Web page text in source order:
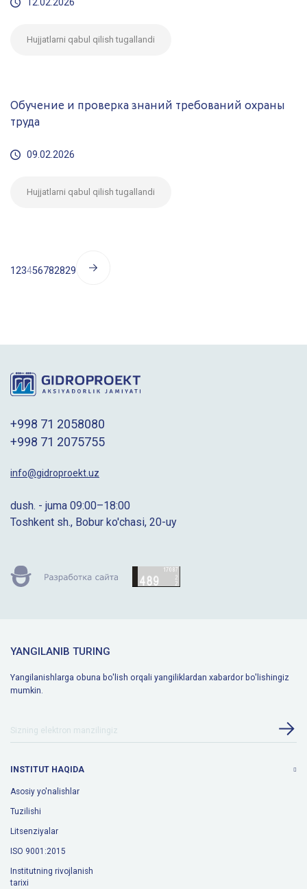
Hujjatlarni qabul qilish tugallandi
Обучение и проверка знаний требований охраны
труда
09.02.2026
Hujjatlarni qabul qilish tugallandi
123456782829
+998 71 2058080
+998 71 2075755
info@gidroproekt.uz
dush. - juma 09:00–18:00
Toshkent sh., Bobur ko'chasi, 20-uy
YANGILANIB TURING
Yangilanishlarga obuna bo'lish orqali yangiliklardan xabardor bo'lishingiz
mumkin.
INSTITUT HAQIDA
Asosiy yo'nalishlar
Tuzilishi
Litsenziyalar
ISO 9001:2015
Institutning rivojlanish
tarixi